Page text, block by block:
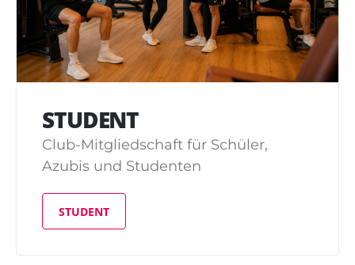
STUDENT
Club-Mitgliedschaft für Schüler,
Azubis und Studenten
STUDENT